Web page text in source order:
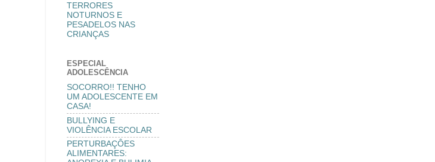
TERRORES
NOTURNOS E
PESADELOS NAS
CRIANÇAS
ESPECIAL
ADOLESCÊNCIA
SOCORRO!! TENHO
UM ADOLESCENTE EM
CASA!
BULLYING E
VIOLÊNCIA ESCOLAR
PERTURBAÇÔES
ALIMENTARES: